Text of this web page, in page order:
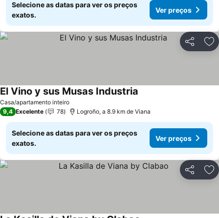
Selecione as datas para ver os preços
exatos.
Ver preços
Partilhar
Casa/apartamento inteiro
El Vino y sus Musas Industria
9,4 Excelente 78 Logroño, a 8.9 km de Viana
Selecione as datas para ver os preços
exatos.
Ver preços
Partilhar